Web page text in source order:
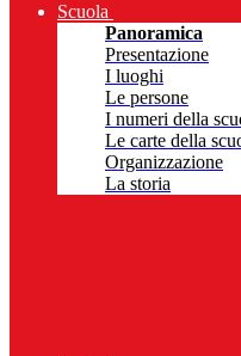
Scuola
Panoramica
Presentazione
I luoghi
Le persone
I numeri della
Le carte della
Organizzazione
La storia